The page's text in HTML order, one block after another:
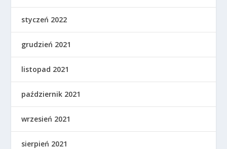
styczeń 2022
grudzień 2021
listopad 2021
październik 2021
wrzesień 2021
sierpień 2021